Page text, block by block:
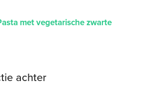
met vegetarische zwarte
achter